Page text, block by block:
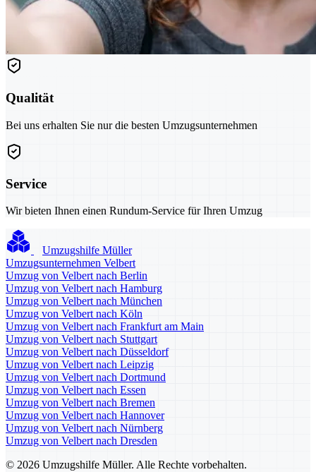
Qualität
Bei uns erhalten Sie nur die besten Umzugsunternehmen
Service
Wir bieten Ihnen einen Rundum-Service für Ihren Umzug
Umzugshilfe Müller
Umzugsunternehmen Velbert
Umzug von Velbert nach Berlin
Umzug von Velbert nach Hamburg
Umzug von Velbert nach München
Umzug von Velbert nach Köln
Umzug von Velbert nach Frankfurt am Main
Umzug von Velbert nach Stuttgart
Umzug von Velbert nach Düsseldorf
Umzug von Velbert nach Leipzig
Umzug von Velbert nach Dortmund
Umzug von Velbert nach Essen
Umzug von Velbert nach Bremen
Umzug von Velbert nach Hannover
Umzug von Velbert nach Nürnberg
Umzug von Velbert nach Dresden
© 2026 Umzugshilfe Müller. Alle Rechte vorbehalten.